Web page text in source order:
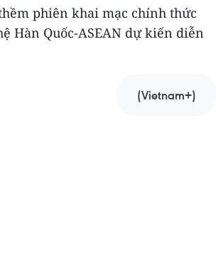
phiên khai mạc chính thức
Hàn Quốc-ASEAN dự kiến diễn
(Vietnam+)